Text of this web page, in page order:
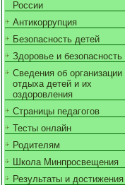
России
Антикоррупция
Безопасность детей
Здоровье и безопасность
Сведения об организации
отдыха детей и их
оздоровления
Страницы педагогов
Тесты онлайн
Родителям
Школа Минпросвещения
Результаты и достижения